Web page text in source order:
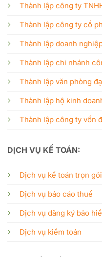
Thành lập công ty
Thành lập công ty cổ
Thành lập doanh
Thành lập chi nhánh
Thành lập văn phòng
Thành lập hộ kinh
Thành lập công ty vốn
DỊCH VỤ KẾ TOÁN:
Dịch vụ kế toán trọn gói
Dịch vụ báo cáo thuế
Dịch vụ đăng ký bảo
Dịch vụ kiểm toán